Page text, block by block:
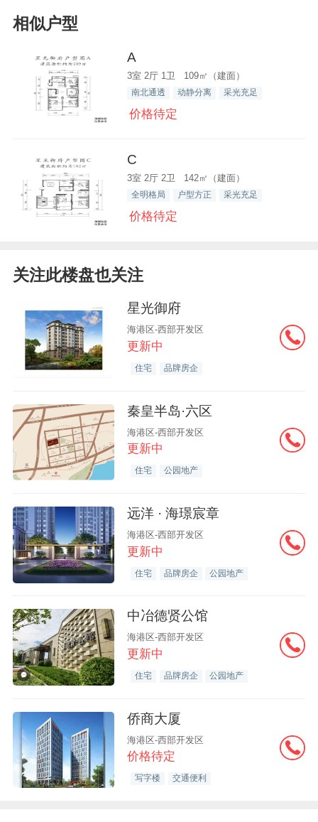
相似户型
A
3室 2厅 1卫 109㎡（建面）
南北通透 动静分离 采光充足
价格待定
C
3室 2厅 2卫 142㎡（建面）
全明格局 户型方正 采光充足
价格待定
关注此楼盘也关注
星光御府
海港区-西部开发区
更新中
住宅 品牌房企
秦皇半岛·六区
海港区-西部开发区
更新中
住宅 公园地产
远洋 · 海璟宸章
海港区-西部开发区
更新中
住宅 品牌房企 公园地产
中冶德贤公馆
海港区-西部开发区
更新中
住宅 品牌房企 公园地产
侨商大厦
海港区-西部开发区
价格待定
写字楼 交通便利